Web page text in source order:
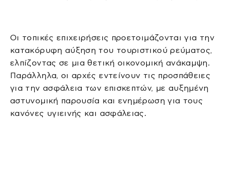
Οι τοπικές επιχειρήσεις προετοιμάζονται για την
κατακόρυφη αύξηση του τουριστικού ρεύματος,
ελπίζοντας σε μια θετική οικονομική ανάκαμψη.
Παράλληλα, οι αρχές εντείνουν τις προσπάθειες
για την ασφάλεια των επισκεπτών, με αυξημένη
αστυνομική παρουσία και ενημέρωση για τους
κανόνες υγιεινής και ασφάλειας.